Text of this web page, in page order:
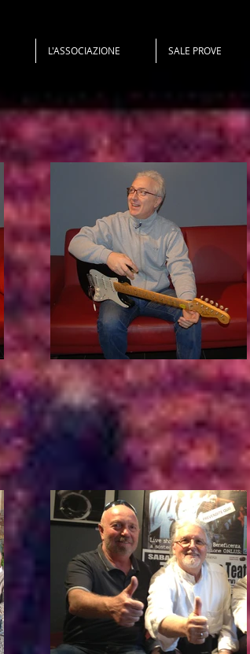
L'ASSOCIAZIONE SALE PROVE